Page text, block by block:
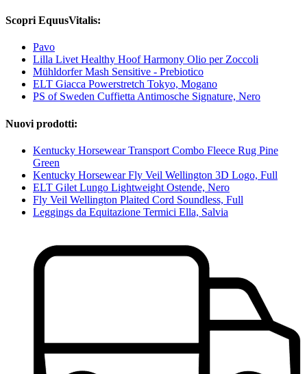
Scopri EquusVitalis:
Pavo
Lilla Livet Healthy Hoof Harmony Olio per Zoccoli
Mühldorfer Mash Sensitive - Prebiotico
ELT Giacca Powerstretch Tokyo, Mogano
PS of Sweden Cuffietta Antimosche Signature, Nero
Nuovi prodotti:
Kentucky Horsewear Transport Combo Fleece Rug Pine
Green
Kentucky Horsewear Fly Veil Wellington 3D Logo, Full
ELT Gilet Lungo Lightweight Ostende, Nero
Fly Veil Wellington Plaited Cord Soundless, Full
Leggings da Equitazione Termici Ella, Salvia